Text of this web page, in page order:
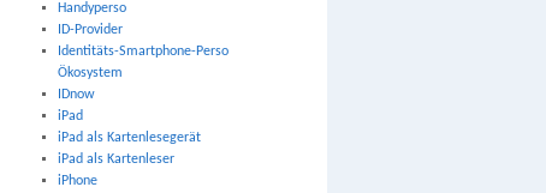
Handyperso
ID-Provider
Identitäts-Smartphone-Perso
Ökosystem
IDnow
iPad
iPad als Kartenlesegerät
iPad als Kartenleser
iPhone